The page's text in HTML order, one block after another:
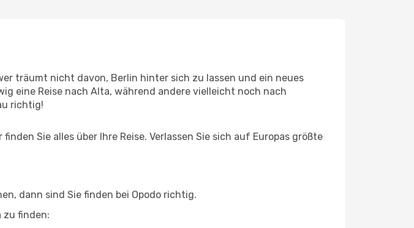
träumt nicht davon, Berlin hinter sich zu lassen und ein neues
eine Reise nach Alta, während andere vielleicht noch nach
richtig!
Sie alles über Ihre Reise. Verlassen Sie sich auf Europas größte
dann sind Sie finden bei Opodo richtig.
zu finden: